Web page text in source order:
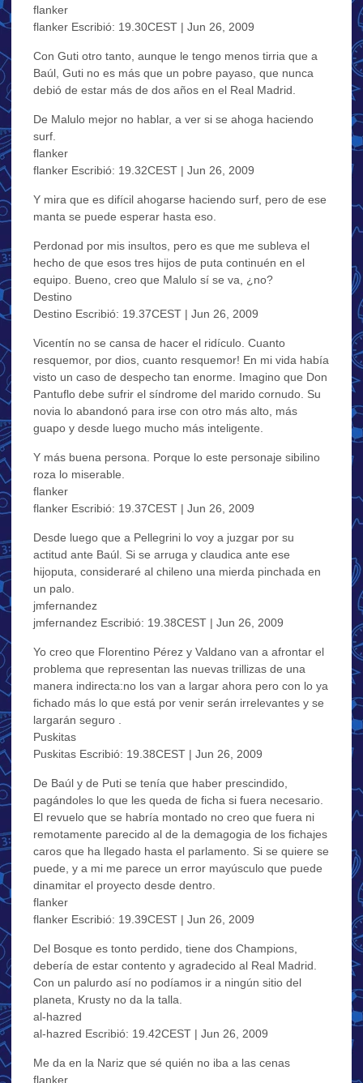
flanker
flanker Escribió: 19.30CEST | Jun 26, 2009
Con Guti otro tanto, aunque le tengo menos tirria que a
Baúl, Guti no es más que un pobre payaso, que nunca
debió de estar más de dos años en el Real Madrid.
De Malulo mejor no hablar, a ver si se ahoga haciendo
surf.
flanker
flanker Escribió: 19.32CEST | Jun 26, 2009
Y mira que es difícil ahogarse haciendo surf, pero de ese
manta se puede esperar hasta eso.
Perdonad por mis insultos, pero es que me subleva el
hecho de que esos tres hijos de puta continuén en el
equipo. Bueno, creo que Malulo sí se va, ¿no?
Destino
Destino Escribió: 19.37CEST | Jun 26, 2009
Vicentín no se cansa de hacer el ridículo. Cuanto
resquemor, por dios, cuanto resquemor! En mi vida había
visto un caso de despecho tan enorme. Imagino que Don
Pantuflo debe sufrir el síndrome del marido cornudo. Su
novia lo abandonó para irse con otro más alto, más
guapo y desde luego mucho más inteligente.
Y más buena persona. Porque lo este personaje sibilino
roza lo miserable.
flanker
flanker Escribió: 19.37CEST | Jun 26, 2009
Desde luego que a Pellegrini lo voy a juzgar por su
actitud ante Baúl. Si se arruga y claudica ante ese
hijoputa, consideraré al chileno una mierda pinchada en
un palo.
jmfernandez
jmfernandez Escribió: 19.38CEST | Jun 26, 2009
Yo creo que Florentino Pérez y Valdano van a afrontar el
problema que representan las nuevas trillizas de una
manera indirecta:no los van a largar ahora pero con lo ya
fichado más lo que está por venir serán irrelevantes y se
largarán seguro .
Puskitas
Puskitas Escribió: 19.38CEST | Jun 26, 2009
De Baúl y de Puti se tenía que haber prescindido,
pagándoles lo que les queda de ficha si fuera necesario.
El revuelo que se habría montado no creo que fuera ni
remotamente parecido al de la demagogia de los fichajes
caros que ha llegado hasta el parlamento. Si se quiere se
puede, y a mi me parece un error mayúsculo que puede
dinamitar el proyecto desde dentro.
flanker
flanker Escribió: 19.39CEST | Jun 26, 2009
Del Bosque es tonto perdido, tiene dos Champions,
debería de estar contento y agradecido al Real Madrid.
Con un palurdo así no podíamos ir a ningún sitio del
planeta, Krusty no da la talla.
al-hazred
al-hazred Escribió: 19.42CEST | Jun 26, 2009
Me da en la Nariz que sé quién no iba a las cenas
flanker